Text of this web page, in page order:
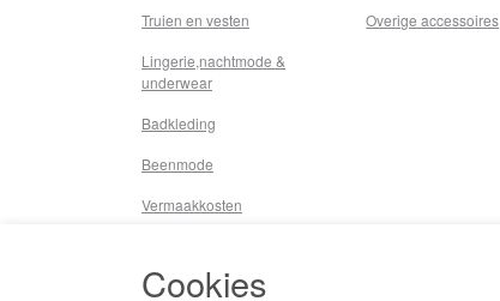
Truien en vesten
Lingerie,nachtmode &
underwear
Badkleding
Beenmode
Vermaakkosten
Overige
Overige accessoires
Cookies